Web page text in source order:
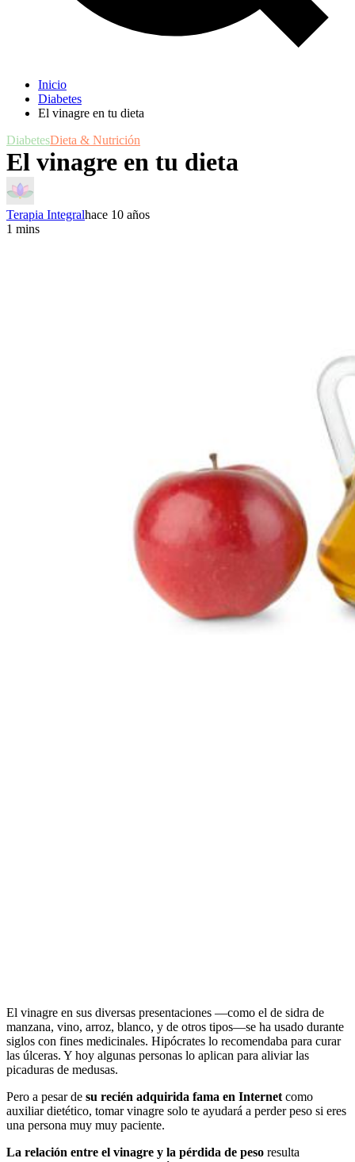
Inicio
Diabetes
El vinagre en tu dieta
DiabetesDieta & Nutrición
El vinagre en tu dieta
Terapia Integralhace 10 años
1 mins
El vinagre en sus diversas presentaciones —como el de sidra de
manzana, vino, arroz, blanco, y de otros tipos—se ha usado durante
siglos con fines medicinales. Hipócrates lo recomendaba para curar
las úlceras. Y hoy algunas personas lo aplican para aliviar las
picaduras de medusas.
Pero a pesar de su recién adquirida fama en Internet como
auxiliar dietético, tomar vinagre solo te ayudará a perder peso si eres
una persona muy muy paciente.
La relación entre el vinagre y la pérdida de peso resulta